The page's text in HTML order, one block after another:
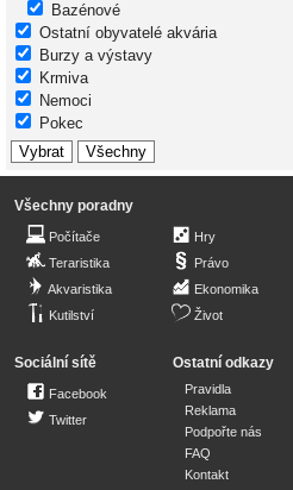
Bazénové
Ostatní obyvatelé akvária
Burzy a výstavy
Krmiva
Nemoci
Pokec
Všechny poradny
Počítače
Teraristika
Akvaristika
Kutilství
Hry
Právo
Ekonomika
Život
Sociální sítě
Facebook
Twitter
Ostatní odkazy
Pravidla
Reklama
Podpořte nás
FAQ
Kontakt